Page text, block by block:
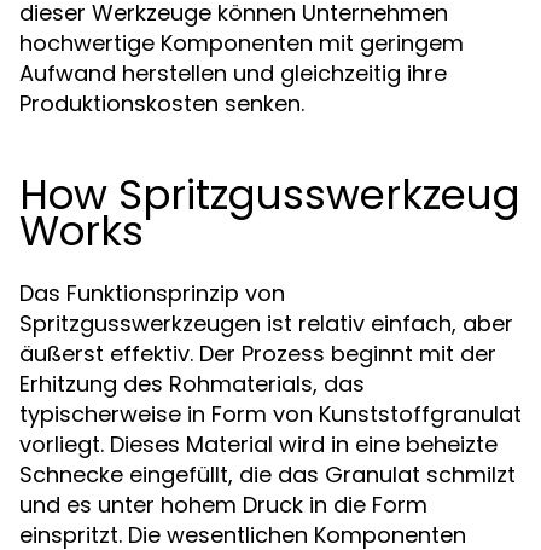
dieser Werkzeuge können Unternehmen
hochwertige Komponenten mit geringem
Aufwand herstellen und gleichzeitig ihre
Produktionskosten senken.
How Spritzgusswerkzeug
Works
Das Funktionsprinzip von
Spritzgusswerkzeugen ist relativ einfach, aber
äußerst effektiv. Der Prozess beginnt mit der
Erhitzung des Rohmaterials, das
typischerweise in Form von Kunststoffgranulat
vorliegt. Dieses Material wird in eine beheizte
Schnecke eingefüllt, die das Granulat schmilzt
und es unter hohem Druck in die Form
einspritzt. Die wesentlichen Komponenten